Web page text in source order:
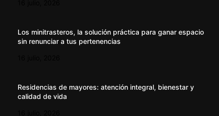
Los minitrasteros, la solución práctica para ganar espacio
sin renunciar a tus pertenencias
Residencias de mayores: atención integral, bienestar y
calidad de vida